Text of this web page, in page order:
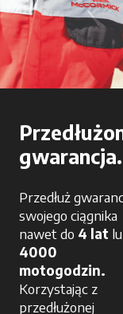
gwarancja.
Przedłuż
swojego ciągnika
nawet do 4 lat
4000
motogodzin.
Korzystając z
przedłużonej